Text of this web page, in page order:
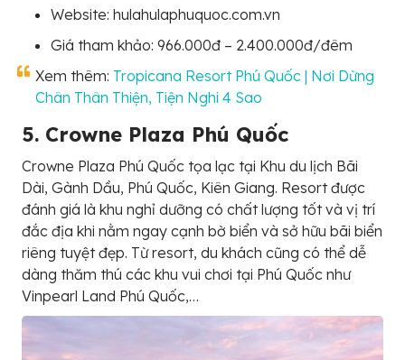
Website: hulahulaphuquoc.com.vn
Giá tham khảo: 966.000đ – 2.400.000đ/đêm
Xem thêm: Tropicana Resort Phú Quốc | Nơi Dừng
Chân Thân Thiện, Tiện Nghi 4 Sao
5. Crowne Plaza Phú Quốc
Crowne Plaza Phú Quốc tọa lạc tại Khu du lịch Bãi
Dài, Gành Dầu, Phú Quốc, Kiên Giang. Resort được
đánh giá là khu nghỉ dưỡng có chất lượng tốt và vị trí
đắc địa khi nằm ngay cạnh bờ biển và sở hữu bãi biển
riêng tuyệt đẹp. Từ resort, du khách cũng có thể dễ
dàng thăm thú các khu vui chơi tại Phú Quốc như
Vinpearl Land Phú Quốc,…